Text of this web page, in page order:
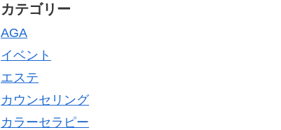
カテゴリー
AGA
イベント
エステ
カウンセリング
カラーセラピー